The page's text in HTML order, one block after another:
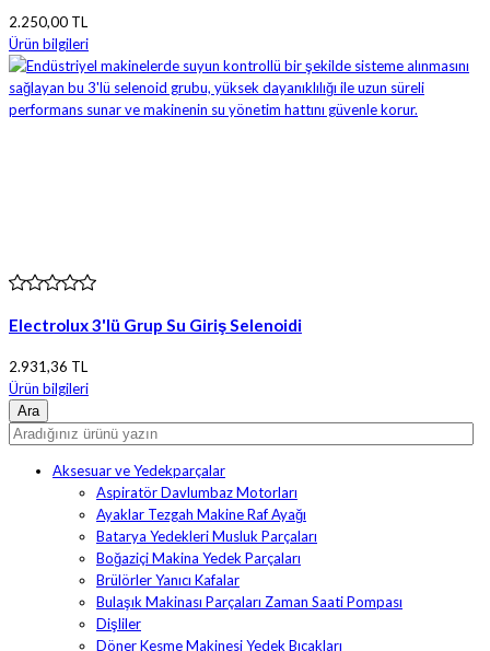
2.250,00 TL
Ürün bilgileri
Electrolux 3'lü Grup Su Giriş Selenoidi
2.931,36 TL
Ürün bilgileri
Aksesuar ve Yedekparçalar
Aspiratör Davlumbaz Motorları
Ayaklar Tezgah Makine Raf Ayağı
Batarya Yedekleri Musluk Parçaları
Boğaziçi Makina Yedek Parçaları
Brülörler Yanıcı Kafalar
Bulaşık Makinası Parçaları Zaman Saati Pompası
Dişliler
Döner Kesme Makinesi Yedek Bıçakları